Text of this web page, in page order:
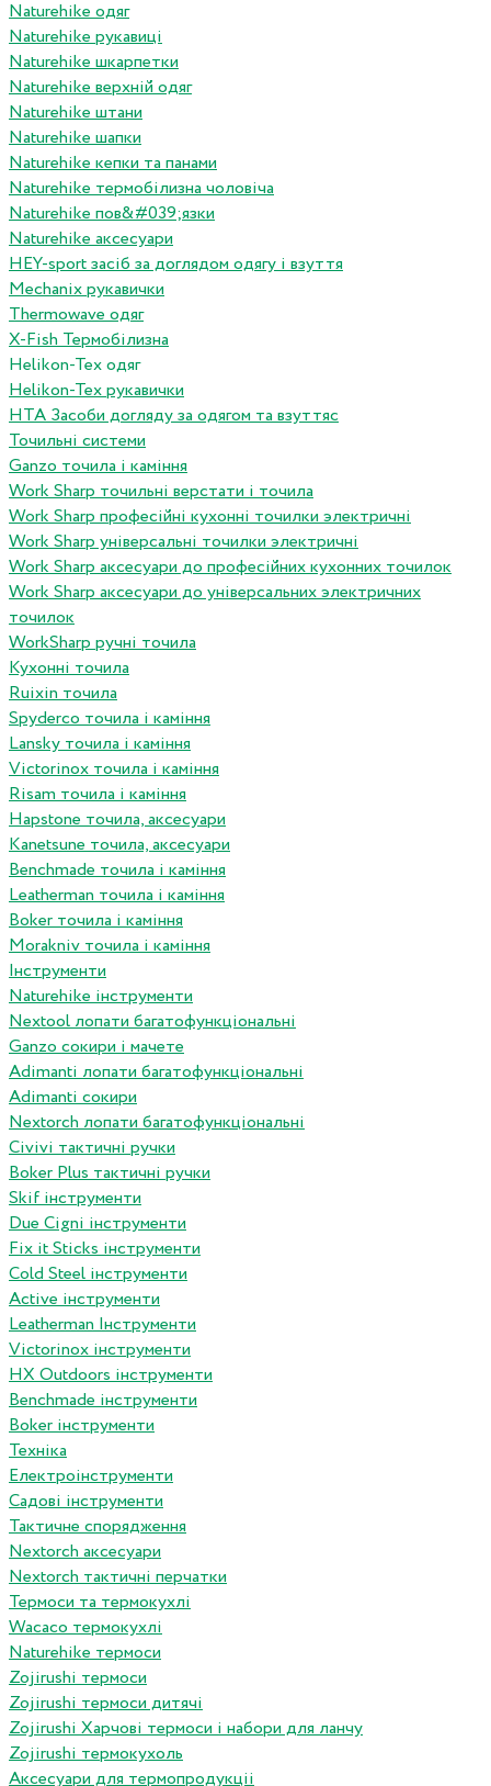
Naturehike одяг
Naturehike рукавиці
Naturehike шкарпетки
Naturehike верхній одяг
Naturehike штани
Naturehike шапки
Naturehike кепки та панами
Naturehike термобілизна чоловіча
Naturehike пов&#039;язки
Naturehike аксесуари
HEY-sport засіб за доглядом одягу і взуття
Mechanix рукавички
Thermowave одяг
X-Fish Термобілизна
Helikon-Tex одяг
Helikon-Tex рукавички
HTA Засоби догляду за одягом та взуттяс
Точильні системи
Ganzo точила і каміння
Work Sharp точильні верстати і точила
Work Sharp професiйнi кухоннi точилки электричнi
Work Sharp унiверсальнi точилки электричнi
Work Sharp аксесуари до професiйних кухонних точилок
Work Sharp аксесуари до унiверсальних электричних
точилок
WorkSharp ручні точила
Кухонні точила
Ruixin точила
Spyderco точила і каміння
Lansky точила і каміння
Victorinox точила і каміння
Risam точила і каміння
Hapstone точила, аксесуари
Kanetsune точила, аксесуари
Benchmade точила і каміння
Leatherman точила і каміння
Boker точила і каміння
Morakniv точила і каміння
Інструменти
Naturehike інструменти
Nextool лопати багатофункціональні
Ganzo сокири і мачете
Adimanti лопати багатофункціональні
Adimanti сокири
Nextorch лопати багатофункціональні
Сivivi тактичні ручки
Boker Plus тактичні ручки
Skif інструменти
Due Cigni інструменти
Fix it Sticks інструменти
Сold Steel інструменти
Active інструменти
Leatherman Інструменти
Victorinox інструменти
HX Outdoors інструменти
Benchmade інструменти
Boker інструменти
Техніка
Електроінструменти
Садові інструменти
Тактичне спорядження
Nextorch аксесуари
Nextorch тактичні перчатки
Термоси та термокухлі
Wacaco термокухлі
Naturehike термоси
Zojirushi термоси
Zojirushi термоси дитячі
Zojirushi Харчові термоси і набори для ланчу
Zojirushi термокухоль
Аксесуари для термопродукціі